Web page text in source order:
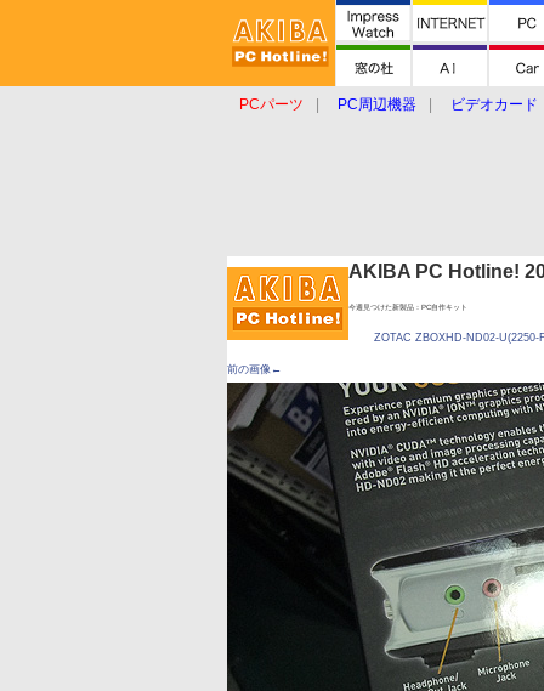
PCパーツ PC周辺機器
ビデオカード
AKIBA PC Hotline!
今週見つけた新製品：PC自作キット
ZOTAC ZBOXHD-ND02-U(2250-
前の画像←